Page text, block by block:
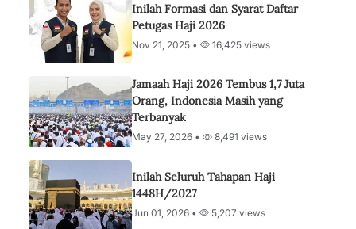
Inilah Formasi dan Syarat Daftar
Petugas Haji 2026
Nov 21, 2025 • 16,425 views
Jamaah Haji 2026 Tembus 1,7 Juta
Orang, Indonesia Masih yang
Terbanyak
May 27, 2026 • 8,491 views
Inilah Seluruh Tahapan Haji
1448H/2027
Jun 01, 2026 • 5,207 views